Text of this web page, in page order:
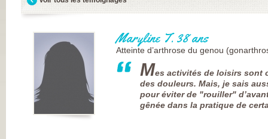
FRANÇAISE
(CESPHARM)
MÉDECINE
ET DE
RÉADAPTATION
DES
THERMAUX
FRANCE
RHUMATISMES
CONSEIL
Maryline T. 38 ans
Atteinte d’arthrose du genou
Mes activités de loisirs sont
des douleurs. Mais, je sais
pour éviter de "rouiller"
gênée dans la pratique de